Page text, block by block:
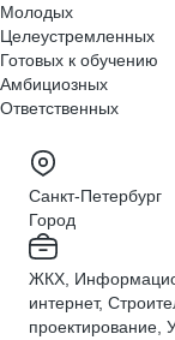
Молодых
Целеустремленных
Готовых к обучению
Амбициозных
Ответственных
Санкт-Петербург
Город
ЖКХ,
интернет,
проектирование,